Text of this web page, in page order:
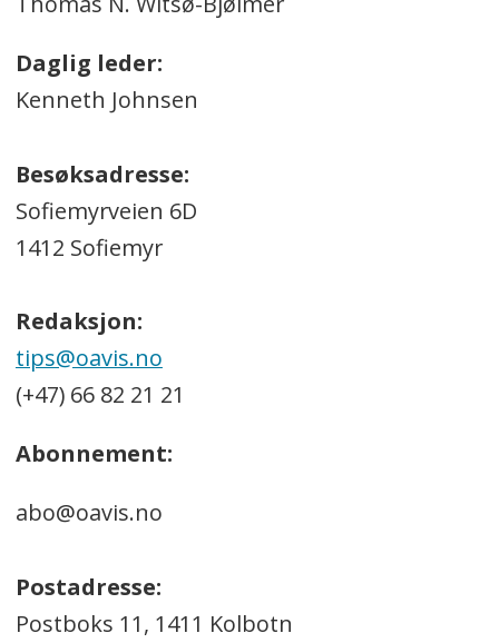
Daglig leder:
Kenneth Johnsen
Besøksadresse:
Sofiemyrveien 6D
1412 Sofiemyr
Redaksjon:
tips@oavis.no
(+47) 66 82 21 21
Abonnement:
abo@oavis.no
Postadresse:
Postboks 11, 1411 Kolbotn